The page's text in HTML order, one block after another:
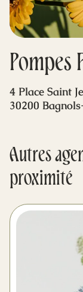
Blog
Pompes
4 Place Saint
30200
Autres
proximité